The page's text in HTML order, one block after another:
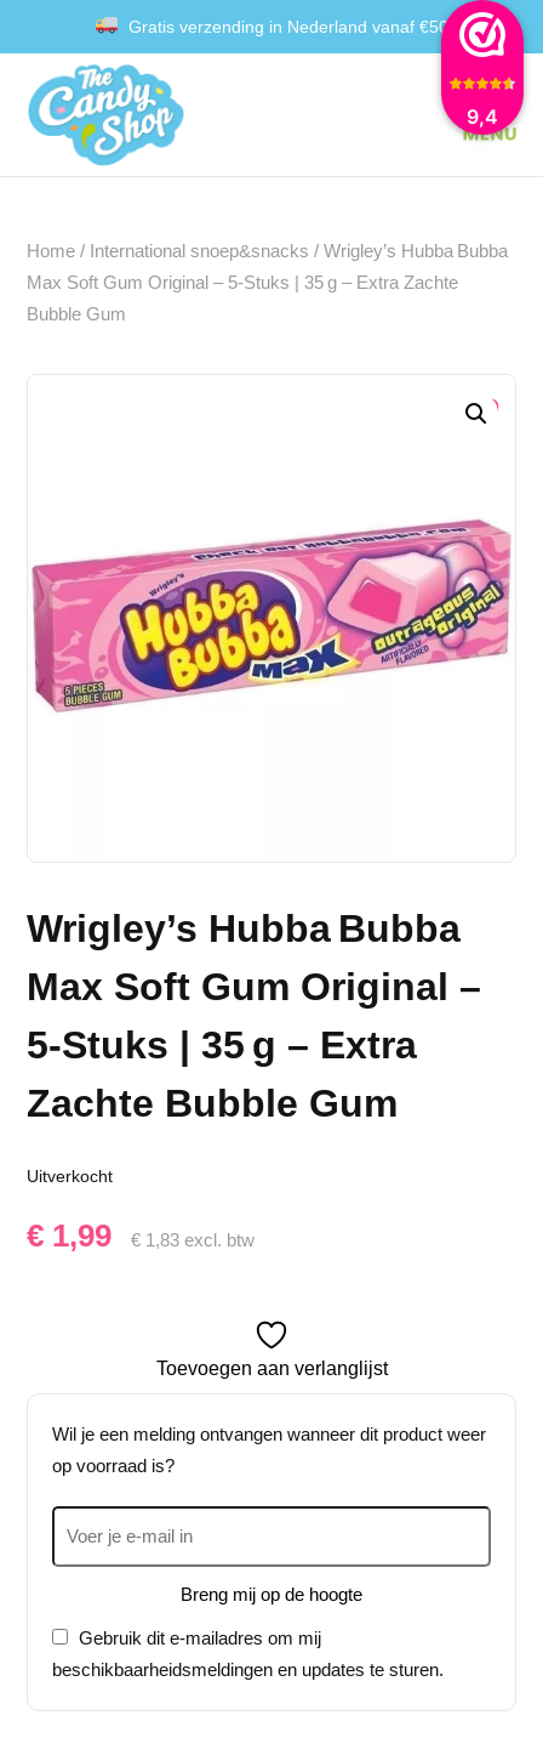
9,4
Gratis verzending in Nederland vanaf €50
Home / International snoep&snacks / Wrigley’s Hubba Bubba
Max Soft Gum Original – 5‑Stuks | 35 g – Extra Zachte
Bubble Gum
Wrigley’s Hubba Bubba
Max Soft Gum Original –
5‑Stuks | 35 g – Extra
Zachte Bubble Gum
Uitverkocht
€ 1,99 € 1,83 excl. btw
Toevoegen aan verlanglijst
Wil je een melding ontvangen wanneer dit product weer
op voorraad is?
Breng mij op de hoogte
Gebruik dit e-mailadres om mij
beschikbaarheidsmeldingen en updates te sturen.